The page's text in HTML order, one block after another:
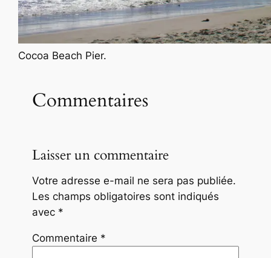
Cocoa Beach Pier.
Commentaires
Laisser un commentaire
Votre adresse e-mail ne sera pas publiée.
Les champs obligatoires sont indiqués
avec *
Commentaire *